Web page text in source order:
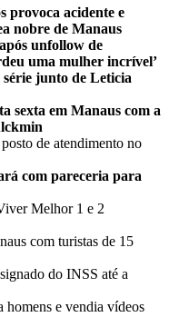
provoca acidente e
nobre de Manaus
unfollow de
uma mulher incrível’
série junto de Leticia
sexta em Manaus com a
de atendimento no
com pareceria para
Melhor 1 e 2
com turistas de 15
do INSS até a
homens e vendia vídeos